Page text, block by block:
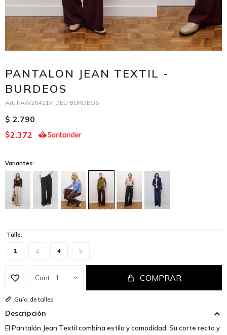
PANTALON JEAN TEXTIL -
BURDEOS
PAW26411V_DEU BURDEOS
$ 2.790
$2.372
Variantes:
Talle:
1 2 4 5
1 COMPRAR
Guía de talles
Descripción
El Pantalón Jean Textil combina estilo y comodidad. Su corte recto y